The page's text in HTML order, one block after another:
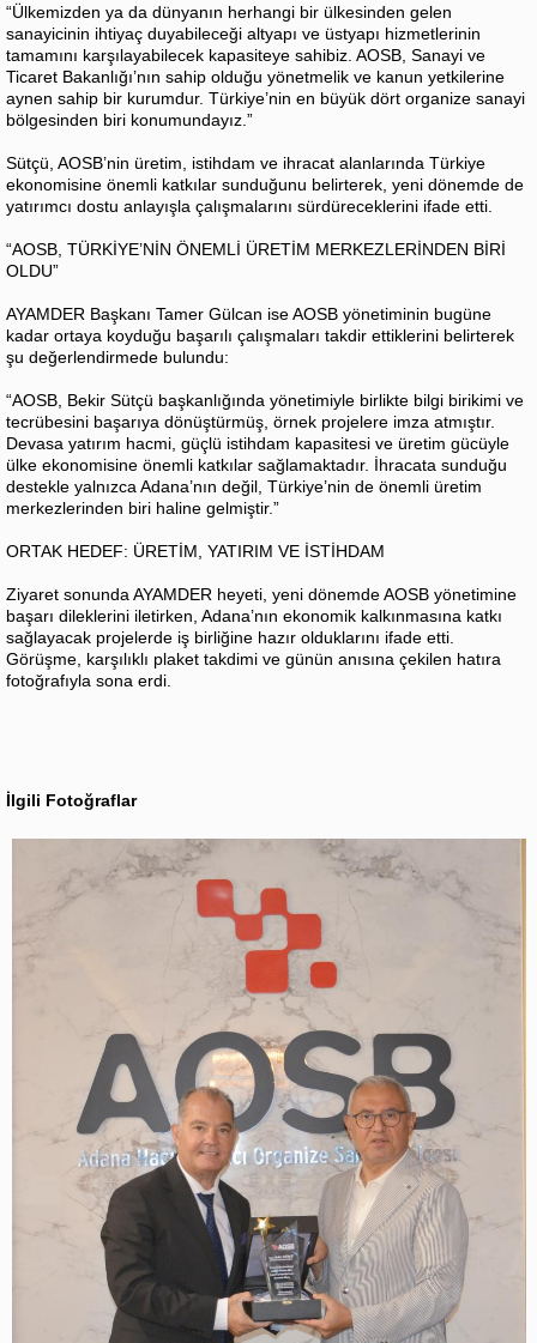
“Ülkemizden ya da dünyanın herhangi bir ülkesinden gelen
sanayicinin ihtiyaç duyabileceği altyapı ve üstyapı hizmetlerinin
tamamını karşılayabilecek kapasiteye sahibiz. AOSB, Sanayi ve
Ticaret Bakanlığı’nın sahip olduğu yönetmelik ve kanun yetkilerine
aynen sahip bir kurumdur. Türkiye’nin en büyük dört organize sanayi
bölgesinden biri konumundayız.”
Sütçü, AOSB’nin üretim, istihdam ve ihracat alanlarında Türkiye
ekonomisine önemli katkılar sunduğunu belirterek, yeni dönemde de
yatırımcı dostu anlayışla çalışmalarını sürdüreceklerini ifade etti.
“AOSB, TÜRKİYE’NİN ÖNEMLİ ÜRETİM MERKEZLERİNDEN BİRİ
OLDU”
AYAMDER Başkanı Tamer Gülcan ise AOSB yönetiminin bugüne
kadar ortaya koyduğu başarılı çalışmaları takdir ettiklerini belirterek
şu değerlendirmede bulundu:
“AOSB, Bekir Sütçü başkanlığında yönetimiyle birlikte bilgi birikimi ve
tecrübesini başarıya dönüştürmüş, örnek projelere imza atmıştır.
Devasa yatırım hacmi, güçlü istihdam kapasitesi ve üretim gücüyle
ülke ekonomisine önemli katkılar sağlamaktadır. İhracata sunduğu
destekle yalnızca Adana’nın değil, Türkiye’nin de önemli üretim
merkezlerinden biri haline gelmiştir.”
ORTAK HEDEF: ÜRETİM, YATIRIM VE İSTİHDAM
Ziyaret sonunda AYAMDER heyeti, yeni dönemde AOSB yönetimine
başarı dileklerini iletirken, Adana’nın ekonomik kalkınmasına katkı
sağlayacak projelerde iş birliğine hazır olduklarını ifade etti.
Görüşme, karşılıklı plaket takdimi ve günün anısına çekilen hatıra
fotoğrafıyla sona erdi.
İlgili Fotoğraflar